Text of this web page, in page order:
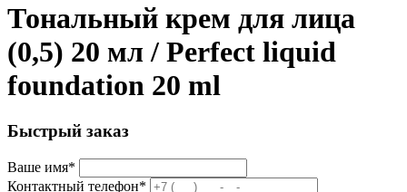
Тональный крем для лица
(0,5) 20 мл / Perfect liquid
foundation 20 ml
Быстрый заказ
Ваше имя*
Контактный телефон*